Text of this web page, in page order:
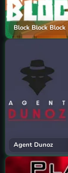
Block Block Block
Agent Dunoz